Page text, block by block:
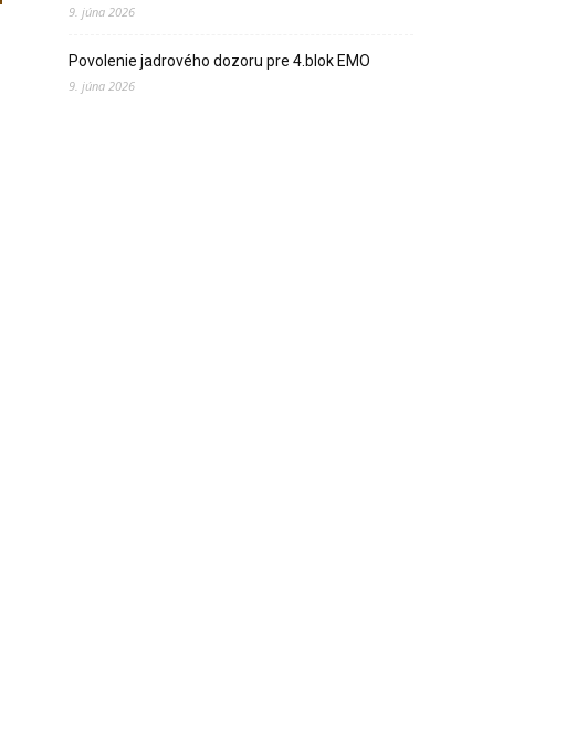
9. júna 2026
Povolenie jadrového dozoru pre 4.blok EMO
9. júna 2026